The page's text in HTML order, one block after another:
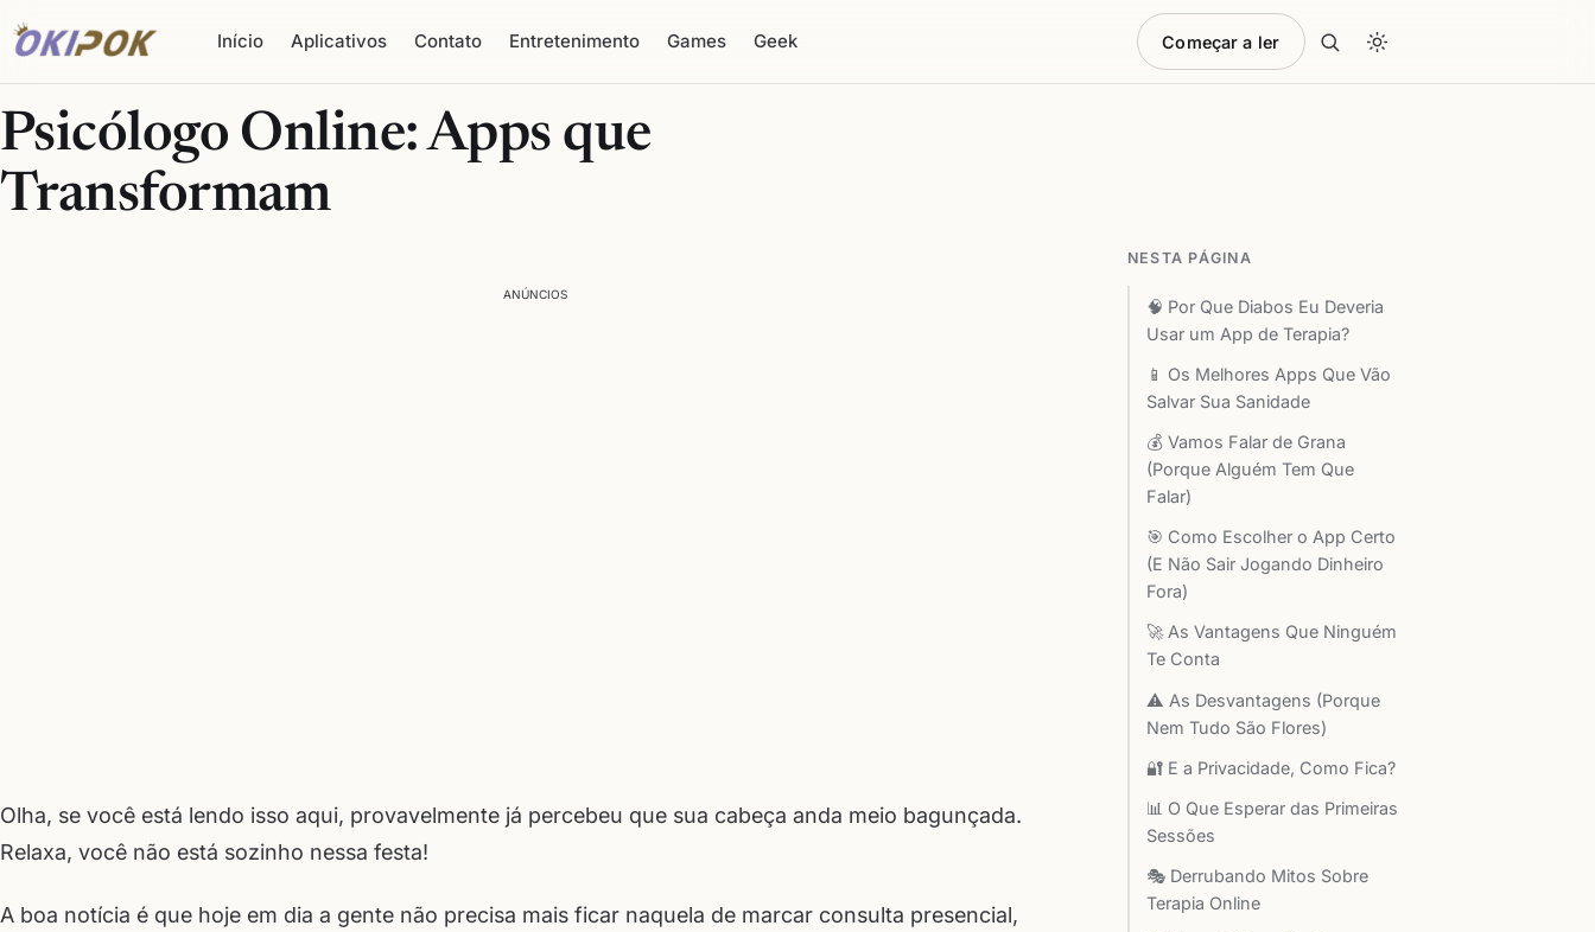
Início Aplicativos Contato Entretenimento Games Geek Começar a ler
Psicólogo Online: Apps que
Transformam
ANÚNCIOS
Olha, se você está lendo isso aqui, provavelmente já percebeu que sua cabeça anda meio bagunçada.
Relaxa, você não está sozinho nessa festa!
A boa notícia é que hoje em dia a gente não precisa mais ficar naquela de marcar consulta presencial,
NESTA PÁGINA
🧠 Por Que Diabos Eu Deveria
Usar um App de Terapia?
📱 Os Melhores Apps Que Vão
Salvar Sua Sanidade
💰 Vamos Falar de Grana
(Porque Alguém Tem Que
Falar)
🎯 Como Escolher o App Certo
(E Não Sair Jogando Dinheiro
Fora)
🚀 As Vantagens Que Ninguém
Te Conta
⚠️ As Desvantagens (Porque
Nem Tudo São Flores)
🔐 E a Privacidade, Como Fica?
📊 O Que Esperar das Primeiras
Sessões
🎭 Derrubando Mitos Sobre
Terapia Online